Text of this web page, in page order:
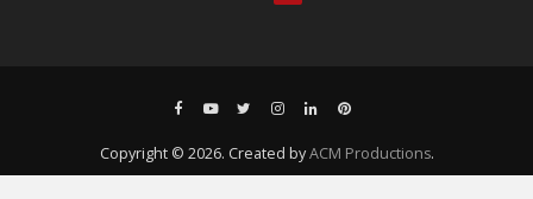
Copyright © 2026. Created byACM Productions.